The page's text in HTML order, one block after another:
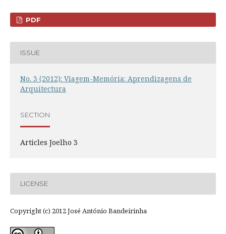
PDF
ISSUE
No. 3 (2012): Viagem-Memória: Aprendizagens de
Arquitectura
SECTION
Articles Joelho 3
LICENSE
Copyright (c) 2012 José António Bandeirinha